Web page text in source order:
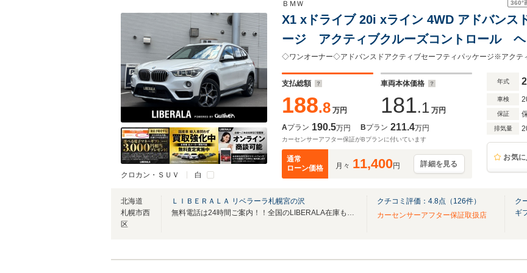
クロカン・ＳＵＶ 白
360°
ＢＭＷ
X1 xドライブ 20i xライン 4WD アドバンス
ージ アクティブクルーズコントロール
ラインパッケージ ドライビング・アシス
ドライト
支払総額
188.8 万円
車両本体価格
181.1 万円
Aプラン 190.5万円 Bプラン 211.4万円
カーセンサーアフター保証がBプランに付いています
通常
ローン価格
月々 11,400円 詳細を見る
年式
車検
保証
排気量
お気
北海道
札幌市西
区
ＬＩＢＥＲＡＬＡ リベラーラ札幌宮の沢
無料電話は24時間ご案内！！全国のLIBERALA在庫も見たい方は一括照会が可能です！
クチコミ評価： 4.8点（ 126件）
カーセンサーアフター保証取扱店
ク
ギ